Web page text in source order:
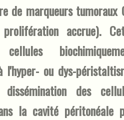
de marqueurs tumoraux
accrue).
l'hyper- ou dys-
des
la cavité péritonéale